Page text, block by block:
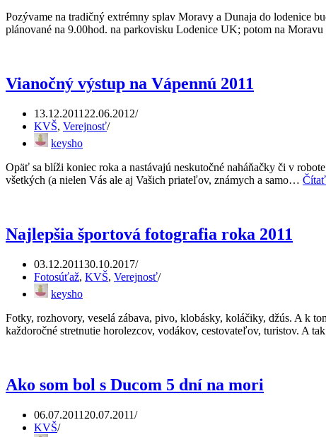
Pozývame na tradičný extrémny splav Moravy a Dunaja do lodenice
plánované na 9.00hod. na parkovisku Lodenice UK; potom na
Vianočný výstup na Vápennú 2011
13.12.2011 22.06.2012
KVŠ, Verejnosť
keysho
Opäť sa blíži koniec roka a nastávajú neskutočné naháňačky či v
všetkých (a nielen Vás ale aj Vašich priateľov, známych a samo…
Najlepšia športová fotografia roka 2011
03.12.201130.10.2017
Fotosúťaž, KVŠ, Verejnosť
keysho
Fotky, rozhovory, veselá zábava, pivo, klobásky, koláčiky, džús. A k
každoročné stretnutie horolezcov, vodákov, cestovateľov, turistov. A
Ako som bol s Ducom 5 dní na mori
06.07.2011 20.07.2011
KVŠ